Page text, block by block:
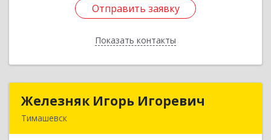
Отправить заявку
Показать контакты
Отправить заявку
Назад
Железняк Игорь Игоревич
Тимашевск
Железняк Игорь Игоревич